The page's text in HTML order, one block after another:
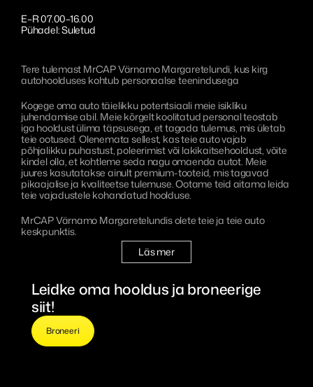
Sanitiseerimine
MrCAP Sundsvall
MrCAP Värnamo Margaretelund
MrCAP Penafiel
MrCAP Lissabon
Eesti
E–R 07.00–16.00
Pühadel: Suletud
Tere tulemast MrCAP Värnamo Margaretelundi, kus kirg
autohoolduses kohtub personaalse teenindusega
Kogege oma auto täielikku potentsiaali meie isikliku
juhendamise abil. Meie kõrgelt koolitatud personal teostab
iga hooldust ülima täpsusega, et tagada tulemus, mis ületab
teie ootused. Olenemata sellest, kas teie auto vajab
põhjalikku puhastust, poleerimist või lakikaitsehooldust, võite
kindel olla, et kohtleme seda nagu omaenda autot. Meie
juures kasutatakse ainult premium-tooteid, mis tagavad
pikaajalise ja kvaliteetse tulemuse. Ootame teid aitama leida
teie vajadustele kohandatud hoolduse.
MrCAP Värnamo Margaretelundis olete teie ja teie auto
keskpunktis.
Läs mer
Leidke oma hooldus ja broneerige
siit!
Broneeri